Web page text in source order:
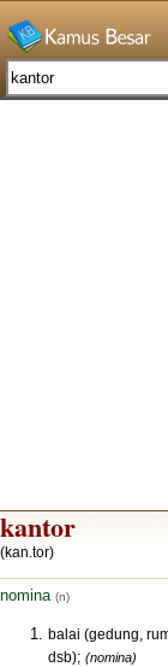
kantor
(kan.tor)
nomina (n)
balai (gedung,
dsb); (nomina)